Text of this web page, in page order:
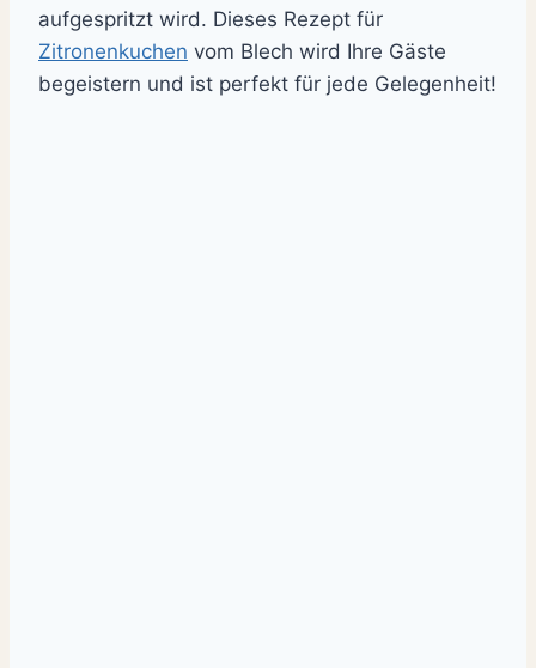
aufgespritzt wird. Dieses Rezept für
Zitronenkuchen vom Blech wird Ihre Gäste
begeistern und ist perfekt für jede Gelegenheit!